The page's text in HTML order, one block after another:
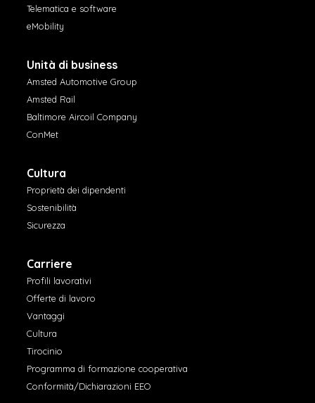
Telematica e software
eMobility
Unità di business
Amsted Automotive Group
Amsted Rail
Baltimore Aircoil Company
ConMet
Cultura
Proprietà dei dipendenti
Sostenibilità
Sicurezza
Carriere
Profili lavorativi
Offerte di lavoro
Vantaggi
Cultura
Tirocinio
Programma di formazione cooperativa
Conformità/Dichiarazioni EEO